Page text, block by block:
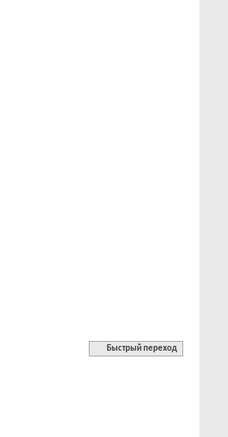
Быстрый переход